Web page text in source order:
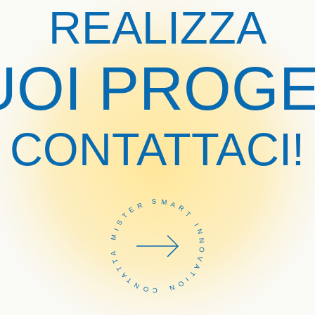
REALIZZA
CONTATTACI!
CONTATTA MISTER SMART INNOVATION